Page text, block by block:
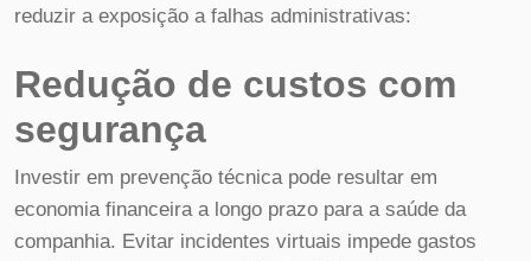
reduzir a exposição a falhas administrativas:
Redução de custos com
segurança
Investir em prevenção técnica pode resultar em
economia financeira a longo prazo para a saúde da
companhia. Evitar incidentes virtuais impede gastos